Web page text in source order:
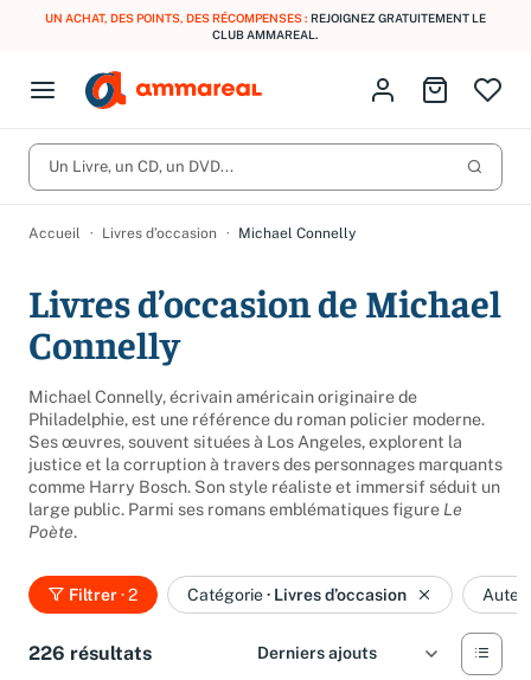
UN ACHAT, DES POINTS, DES RÉCOMPENSES : REJOIGNEZ GRATUITEMENT LE
CLUB AMMAREAL.
Open menu
Fermer le menu
CD d'occasion
Partitions
Culture à 1 €
Meilleures ventes
Nos engagements
Produits Catégories
Vous n'avez pas trouvé l'article que vous cherchiez ?
Activez les notifications dans votre compte pour être alerté dès
qu'il est en stock.
Créer une alerte
Identifiez-vous
Aller au
Un Livre, un CD, un DVD...
Accueil Livres d’occasion Michael Connelly
Livres d’occasion de Michael
Connelly
Michael Connelly, écrivain américain originaire de
Philadelphie, est une référence du roman policier moderne.
Ses œuvres, souvent situées à Los Angeles, explorent la
justice et la corruption à travers des personnages marquants
comme Harry Bosch. Son style réaliste et immersif séduit un
large public. Parmi ses romans emblématiques figure Le
Poète.
Filtrer· 2 Catégorie· Livres d’occasion
226 résultats